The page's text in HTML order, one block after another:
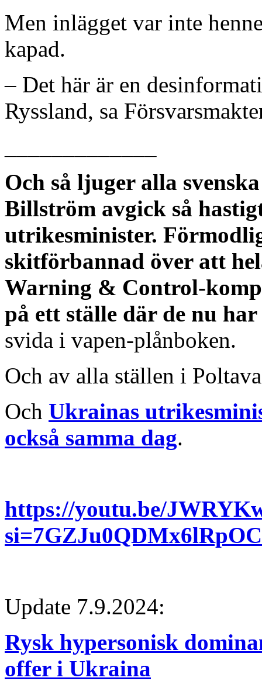
Men inlägget var inte
kapad.
– Det här är en
Ryssland, sa
Och så ljuger alla
Billström avgick så
utrikesminister.
skitförbannad över att
Warning & Control-
på ett ställe där de nu
svida i vapen-plånboken.
Och av alla ställen i
Och Ukrainas
också samma dag.
https://youtu.be/
si=7GZJu0QDMx6lRpOC
Update 7.9.2024:
Rysk hypersonisk
offer i Ukraina